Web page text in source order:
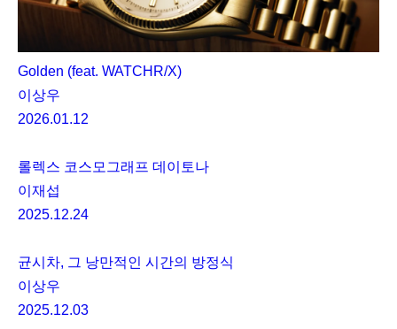
Golden (feat. WATCHR/X)
이상우
2026.01.12
롤렉스 코스모그래프 데이토나
이재섭
2025.12.24
균시차, 그 낭만적인 시간의 방정식
이상우
2025.12.03